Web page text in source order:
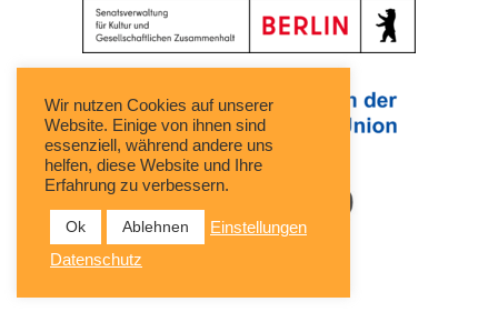
Wir nutzen Cookies auf unserer
Website. Einige von ihnen sind
essenziell, während andere uns
helfen, diese Website und Ihre
Erfahrung zu verbessern.
Ok Ablehnen
Einstellungen
Datenschutz